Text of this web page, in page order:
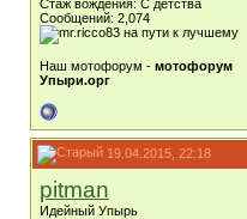
Стаж вождения: C детства
Сообщений: 2,074
Наш мотофорум - мотофорум
Упыри.орг
19.04.2015, 22:18
pitman
Идейный Упырь